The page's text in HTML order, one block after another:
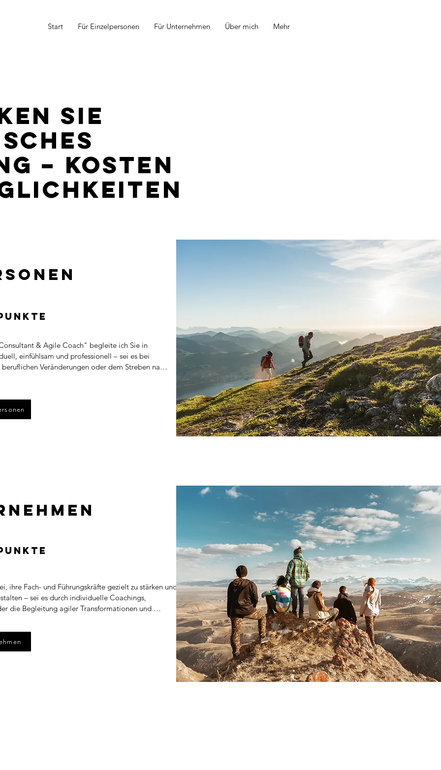
Start Für Einzelpersonen Für Unternehmen Über mich Mehr
Sie
– Kosten
& Agile Coach" begleite ich Sie in
einfühlsam und professionell – sei es bei
Veränderungen oder dem Streben nach
schaffen
ihre Fach- und Führungskräfte gezielt zu stärken und
– sei es durch individuelle Coachings,
die Begleitung agiler Transformationen und
Situationen unterstützen, Wandel erfolgreich gestalten
Arbeitskultur etablieren möchten. Alle Formate